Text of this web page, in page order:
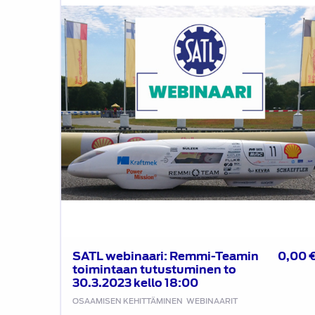
SATL webinaari: Remmi-Teamin
toimintaan tutustuminen to
30.3.2023 kello 18:00
OSAAMISEN KEHITTÄMINEN WEBINAARIT
0,00
Remmi-
Teamin
toimintaan
tutustuminen
to
30.3.2023
kello
18:00